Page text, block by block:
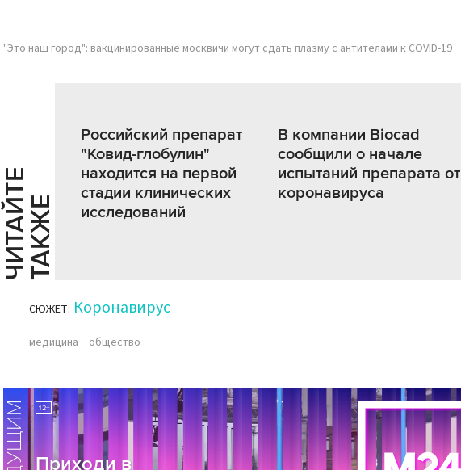
"Это наш город": вакцинированные москвичи могут сдать плазму с антителами к COVID-19
Ч
И
Т
АЙ
Т
Е
Т
А
К
ЖЕ
Российский препарат
"Ковид-глобулин"
находится на первой
стадии клинических
исследований
В компании Biocad
сообщили о начале
испытаний препарата от
коронавируса
СЮЖЕТ: Коронавирус
медицина общество